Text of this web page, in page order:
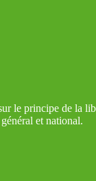
le principe de la
et national.